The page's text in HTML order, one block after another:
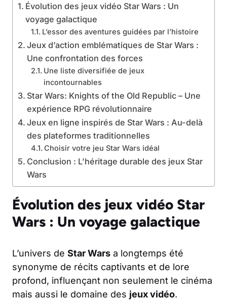
Évolution des jeux vidéo Star Wars : Un
voyage galactique
L’essor des aventures guidées par l’histoire
Jeux d’action emblématiques de Star Wars :
Une confrontation des forces
Une liste diversifiée de jeux
incontournables
Star Wars: Knights of the Old Republic – Une
expérience RPG révolutionnaire
Jeux en ligne inspirés de Star Wars : Au-delà
des plateformes traditionnelles
Choisir votre jeu Star Wars idéal
Conclusion : L’héritage durable des jeux Star
Wars
Évolution des jeux vidéo Star
Wars : Un voyage galactique
L’univers de Star Wars a longtemps été
synonyme de récits captivants et de lore
profond, influençant non seulement le cinéma
mais aussi le domaine des jeux vidéo.